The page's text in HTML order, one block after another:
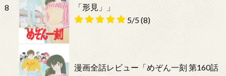
8
「形見」」
5/5(8)
漫画全話レビュー「めぞん一刻 第160話